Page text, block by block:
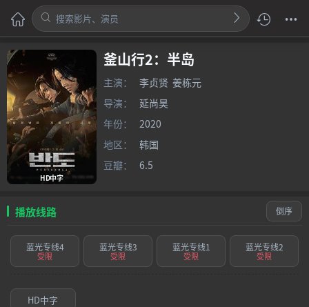
HD中字
釜山行2：半岛
主演： 李贞贤 姜栋元
导演：
延尚昊
年份：
2020
地区：
韩国
豆瓣：
6.5
播放线路 倒序
蓝光专线4
受限
蓝光专线3
受限
蓝光专线1
受限
蓝光专线2
受限
HD中字